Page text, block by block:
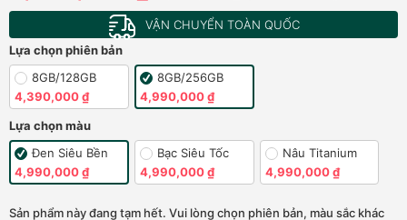
VẬN CHUYỂN TOÀN QUỐC
Lựa chọn phiên bản
8GB/128GB
4,390,000 ₫
8GB/256GB
4,990,000 ₫
Lựa chọn màu
Đen Siêu Bền
4,990,000 ₫
Bạc Siêu Tốc
4,990,000 ₫
Nâu Titanium
4,990,000 ₫
Sản phẩm này đang tạm hết. Vui lòng chọn phiên bản, màu sắc khác